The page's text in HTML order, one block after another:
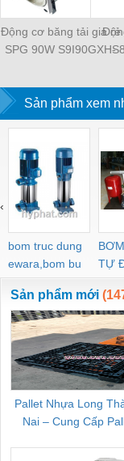
Động cơ băng tải giá rẻ
SPG 90W S9I90GXH-
Sản phẩm xem
bom truc dung
ewara,bom bu
ewara
TỰ
‹
Sản phẩm mới
Pallet Nhựa Long
Nai – Cung Cấp